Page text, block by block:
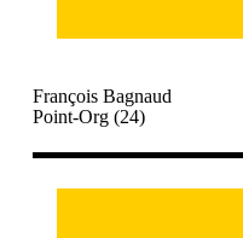
François Bagnaud
Point-Org (24)